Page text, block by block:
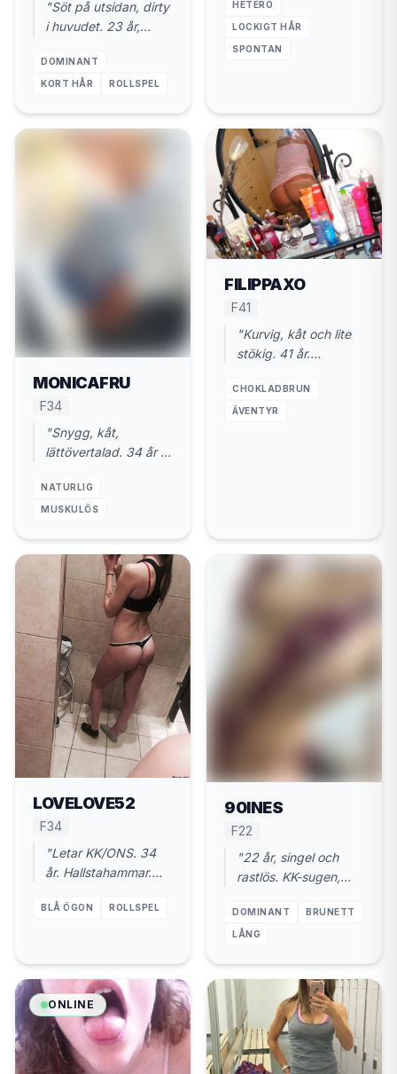
"Söt på utsidan, dirty
i huvudet. 23 år,
en som vågar."
DOMINANT
KORT HÅR ROLLSPEL
kontaktannonser,
bara action."
HETERO
LOCKIGT HÅR
SPONTAN
MONICAFRU
F34
"Snygg, kåt,
lättövertalad. 34 år i
leder, jag följer."
NATURLIG
MUSKULÖS
FILIPPAXO
F41
"Kurvig, kåt och lite
stökig. 41 år.
när du styr."
CHOKLADBRUN
ÄVENTYR
LOVELOVE52
F34
"Letar KK/ONS. 34
år. Hallstahammar.
respekt."
BLÅ ÖGON ROLLSPEL
90INES
F22
"22 år, singel och
rastlös. KK-sugen,
Hallstahammar."
DOMINANT BRUNETT
LÅNG
ONLINE